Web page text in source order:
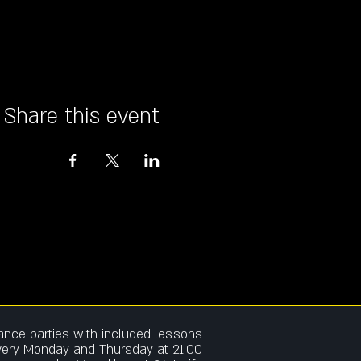
Share this event
parties with included lessons
Monday and Thursday at 21:00